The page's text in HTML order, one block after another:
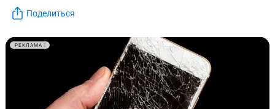
Поделиться
РЕКЛАМА